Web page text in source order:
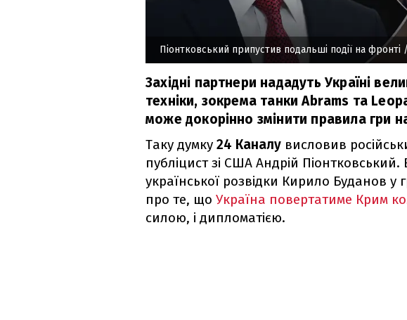
Піонтковський припустив подальші події на фронті
Західні партнери нададуть Україні
техніки, зокрема танки Abrams та
може докорінно змінити правила гри
Таку думку 24 Каналу висловив
публіцист зі США Андрій
української розвідки Кирило Буданов у
про те, що Україна повертатиме Крим
силою, і дипломатією.